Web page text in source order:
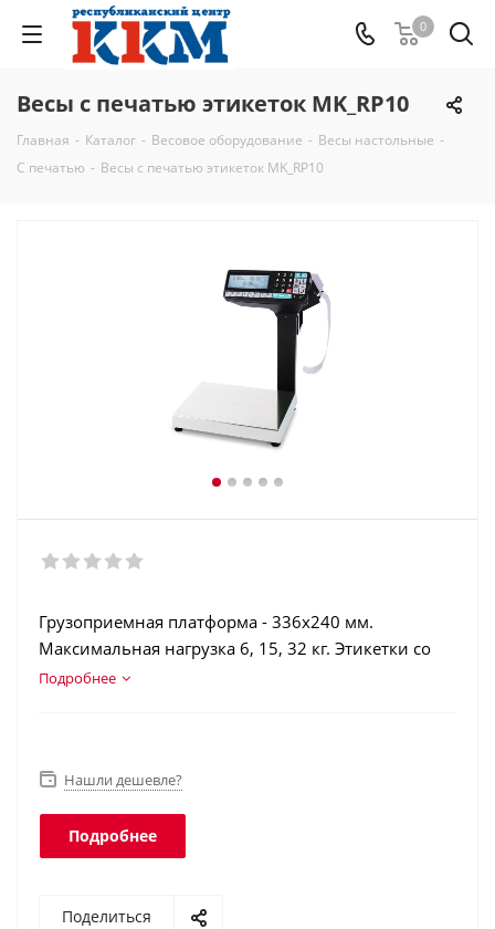
0
Весы с печатью этикеток MK_RP10
Главная - Каталог - Весовое оборудование - Весы настольные -
С печатью - Весы с печатью этикеток MK_RP10
Грузоприемная платформа - 336х240 мм.
Максимальная нагрузка 6, 15, 32 кг. Этикетки со
штрихкодами (EAN13…EAN128, GS1 Databar).
Подробнее
Нашли дешевле?
Подробнее
Поделиться